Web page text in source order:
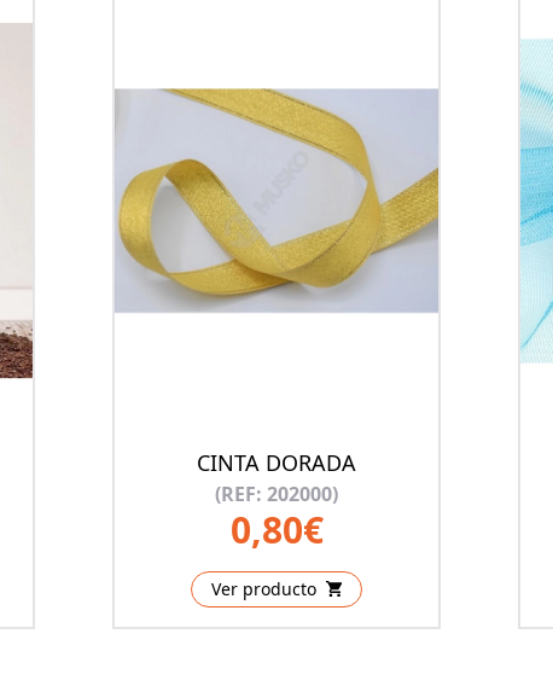
CINTA DORADA
(REF: 202000)
0,80€
Ver producto